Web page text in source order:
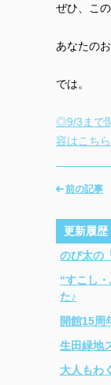
ぜひ、こ
あなたの
では。
◎9/3まで
容はこちら
前の記事
更新履歴
のび太の
“すこし
た♪
開館15周
生田緑地
大人もわ